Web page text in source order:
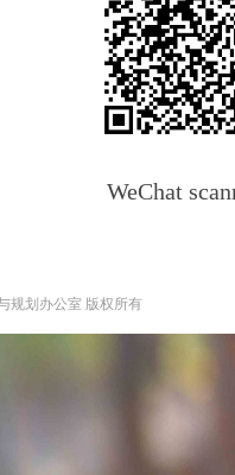
WeChat
规划办公室 版权所有